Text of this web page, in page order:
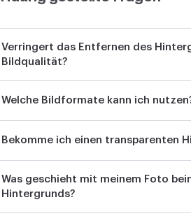
Verringert das Entfernen des
Bildqualität?
Welche Bildformate kann ich
Bekomme ich einen transparenten
Was geschieht mit meinem Foto
Hintergrunds?